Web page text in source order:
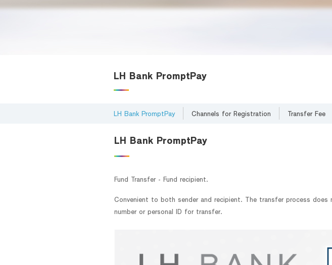
Foreigners
LH Bank PromptPay
LH Bank PromptPay Channels for Registration Transfer Fee
LH Bank PromptPay
Fund Transfer - Fund recipient.
Convenient to both sender and recipient. The transfer process
number or personal ID for transfer.